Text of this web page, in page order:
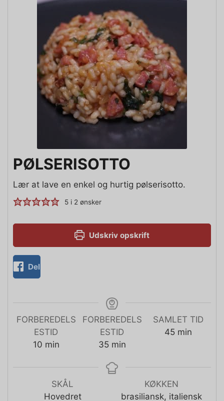
PØLSERISOTTO
Lær at lave en enkel og hurtig pølserisotto.
5 i 2 ønsker
Udskriv opskrift
Del
FORBEREDELS
ESTID
10 min
FORBEREDELS
ESTID
35 min
SAMLET TID
45 min
SKÅL
Hovedret
KØKKEN
brasiliansk, italiensk